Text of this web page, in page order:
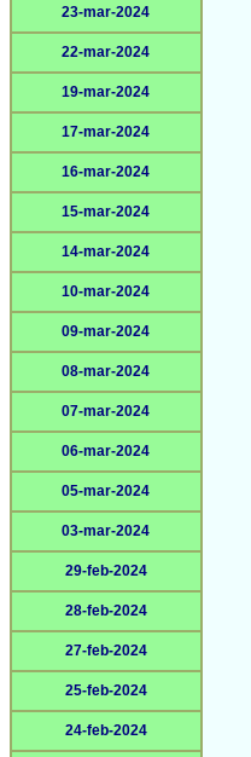
23-mar-2024
22-mar-2024
19-mar-2024
17-mar-2024
16-mar-2024
15-mar-2024
14-mar-2024
10-mar-2024
09-mar-2024
08-mar-2024
07-mar-2024
06-mar-2024
05-mar-2024
03-mar-2024
29-feb-2024
28-feb-2024
27-feb-2024
25-feb-2024
24-feb-2024